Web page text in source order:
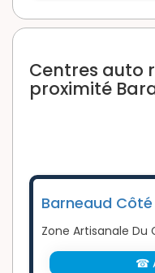
Centres auto
proximité
Barneaud
Zone Artisanale Du
☎